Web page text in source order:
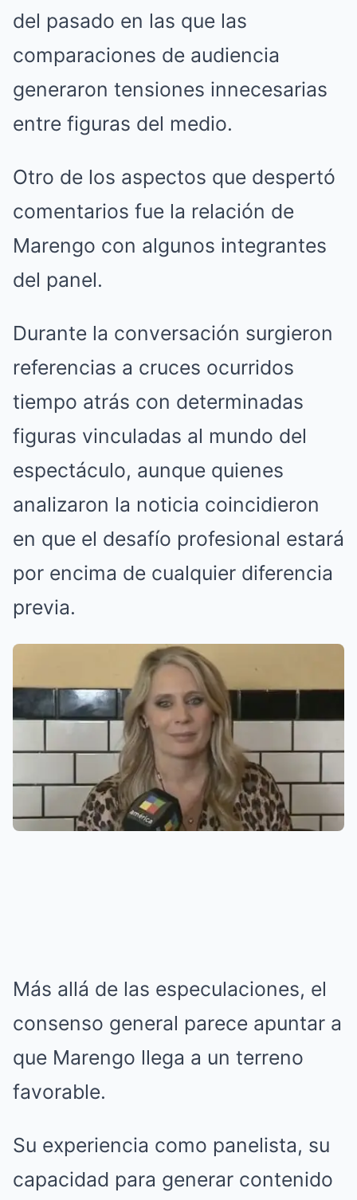
del pasado en las que las
comparaciones de audiencia
generaron tensiones innecesarias
entre figuras del medio.
Otro de los aspectos que despertó
comentarios fue la relación de
Marengo con algunos integrantes
del panel.
Durante la conversación surgieron
referencias a cruces ocurridos
tiempo atrás con determinadas
figuras vinculadas al mundo del
espectáculo, aunque quienes
analizaron la noticia coincidieron
en que el desafío profesional estará
por encima de cualquier diferencia
previa.
Más allá de las especulaciones, el
consenso general parece apuntar a
que Marengo llega a un terreno
favorable.
Su experiencia como panelista, su
capacidad para generar contenido